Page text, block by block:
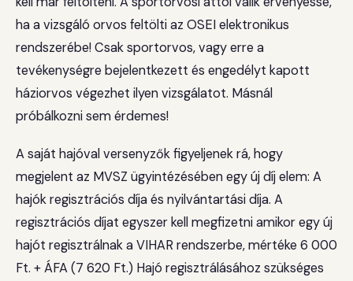
ha a vizsgáló orvos feltölti az OSEI elektronikus
rendszerébe! Csak sportorvos, vagy erre a
tevékenységre bejelentkezett és engedélyt kapott
háziorvos végezhet ilyen vizsgálatot. Másnál
próbálkozni sem érdemes!
A saját hajóval versenyzők figyeljenek rá, hogy
megjelent az MVSZ ügyintézésében egy új díj elem: A
hajók regisztrációs díja és nyilvántartási díja. A
regisztrációs díjat egyszer kell megfizetni amikor egy új
hajót regisztrálnak a VIHAR rendszerbe, mértéke 6 000
Ft. + ÁFA (7 620 Ft.) Hajó regisztrálásához szükséges